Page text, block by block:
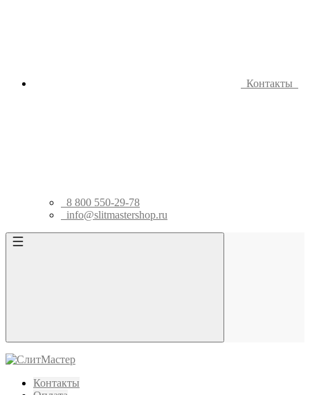
Контакты
8 800 550-29-78
info@slitmastershop.ru
Контакты